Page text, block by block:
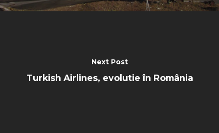
Next Post
Turkish Airlines, evolutie în România